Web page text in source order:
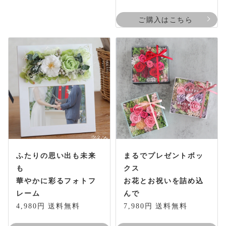
ご購入はこちら
ふたりの思い出も未来
も
華やかに彩るフォトフ
レーム
4,980円 送料無料
まるでプレゼントボッ
クス
お花とお祝いを詰め込
んで
7,980円 送料無料